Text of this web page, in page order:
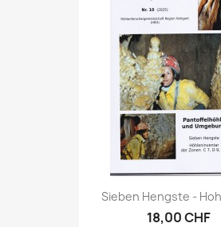
Sieben Hengste -
18,00 CHF